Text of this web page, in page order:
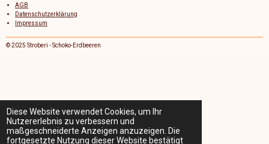
Diese Website verwendet Cookies, um Ihr
Nutzererlebnis zu verbessern und
maßgeschneiderte Anzeigen anzuzeigen. Die
fortgesetzte Nutzung dieser Website bestätigt
AGB
Datenschutzerklärung
Impressum
© 2025 Stroberi - Schoko-Erdbeeren